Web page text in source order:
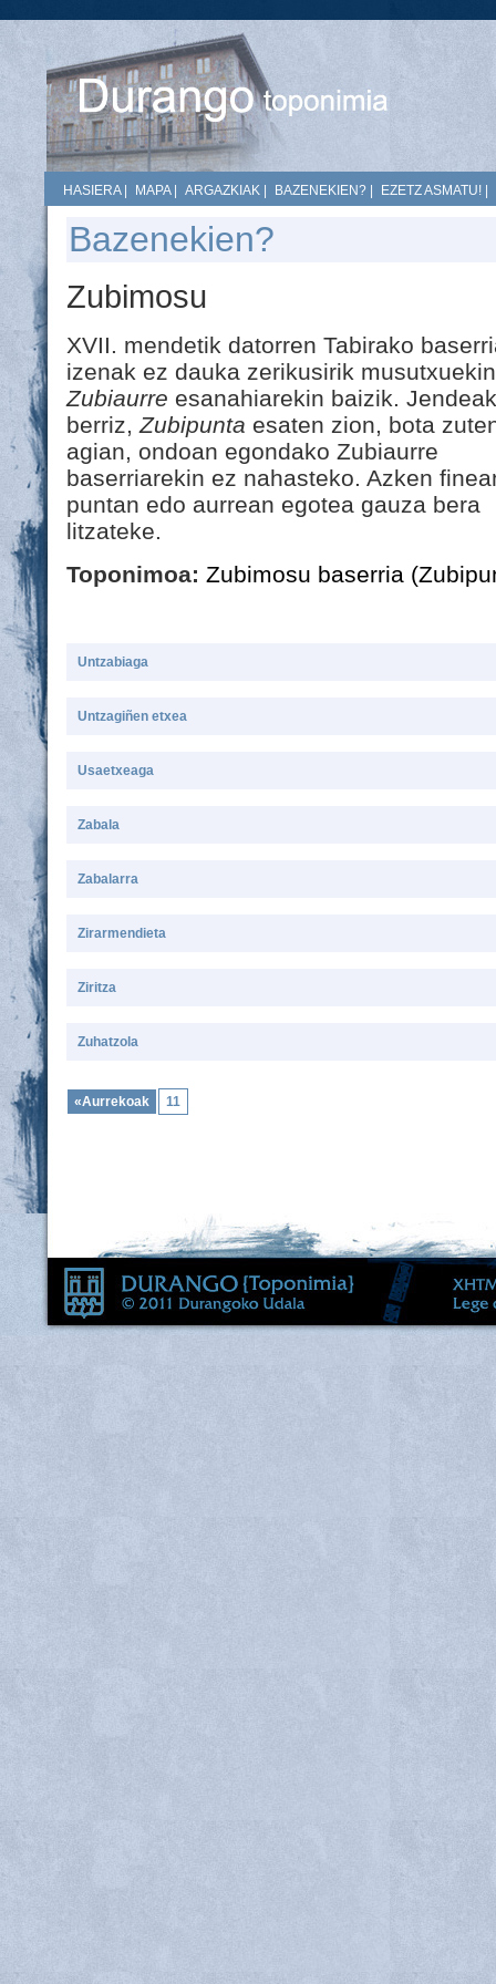
HASIERA| MAPA| ARGAZKIAK BAZENEKIEN? EZETZ ASMATU!
Bazenekien?
Zubimosu
XVII. mendetik datorren Tabirako
izenak ez dauka zerikusirik
Zubiaurre esanahiarekin baizik.
berriz, Zubipunta esaten zion, bota
agian, ondoan egondako Zubiaurre
baserriarekin ez nahasteko. Azken
puntan edo aurrean egotea gauza bera
litzateke.
Toponimoa: Zubimosu baserria
Untzabiaga
Untzagiñen etxea
Usaetxeaga
Zabala
Zabalarra
Zirarmendieta
Ziritza
Zuhatzola
«Aurrekoak 11